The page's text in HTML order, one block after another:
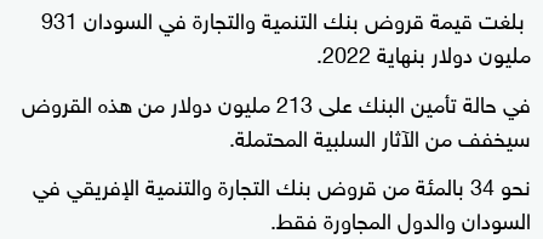
بلغت قيمة قروض بنك التنمية والتجارة في السودان 931
مليون دولار بنهاية 2022.
في حالة تأمين البنك على 213 مليون دولار من هذه القروض
سيخفف من الآثار السلبية المحتملة.
نحو 34 بالمئة من قروض بنك التجارة والتنمية الإفريقي في
السودان والدول المجاورة فقط.